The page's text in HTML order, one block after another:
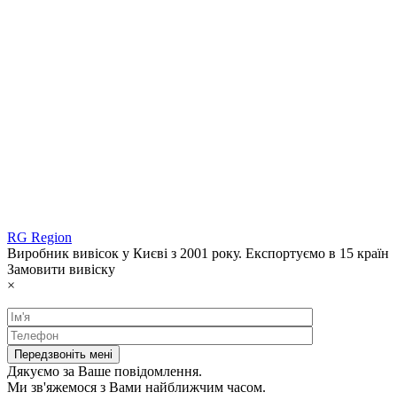
RG Region
Виробник вивісок у Києві з 2001 року. Експортуємо в 15 країн
Замовити вивіску
×
Дякуємо за Ваше повідомлення.
Ми зв'яжемося з Вами найближчим часом.